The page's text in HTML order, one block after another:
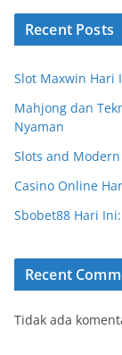
Recent Posts
Slot Maxwin Hari
Mahjong dan
Nyaman
Slots and
Casino Online
Sbobet88 Hari
Recent
Tidak ada